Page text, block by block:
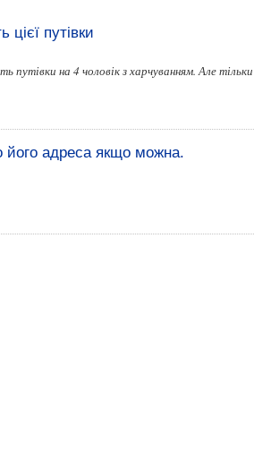
цієї путівки
на 4 чоловік з харчуванням. Але
його адреса якщо можна.